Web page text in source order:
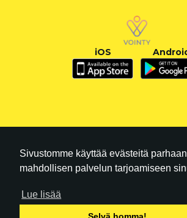
Sivustomme käyttää evästeitä parhaan
mahdollisen palvelun tarjoamiseen
Lue lisää
iOS